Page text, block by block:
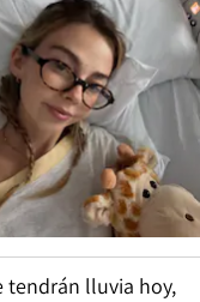
tendrán lluvia hoy,